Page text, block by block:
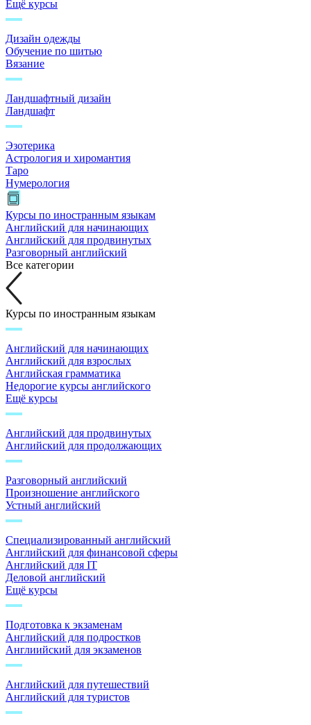
Ещё курсы
Дизайн одежды
Обучение по шитью
Вязание
Ландшафтный дизайн
Ландшафт
Эзотерика
Астрология и хиромантия
Таро
Нумерология
Курсы по иностранным языкам
Английский для начинающих
Английский для продвинутых
Разговорный английский
Все категории
Курсы по иностранным языкам
Английский для начинающих
Английский для взрослых
Английская грамматика
Недорогие курсы английского
Ещё курсы
Английский для продвинутых
Английский для продолжающих
Разговорный английский
Произношение английского
Устный английский
Специализированный английский
Английский для финансовой сферы
Английский для IT
Деловой английский
Ещё курсы
Подготовка к экзаменам
Английский для подростков
Англиийский для экзаменов
Английский для путешествий
Английский для туристов